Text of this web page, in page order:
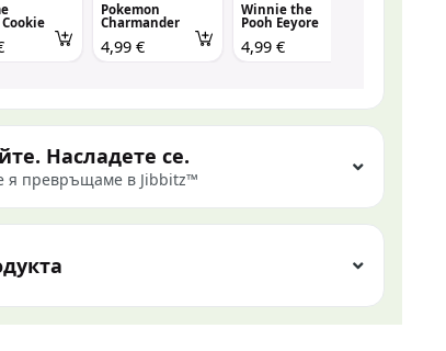
Pokemon
Charmander
4,99 €
Winnie the
Pooh Eeyore
4,99 €
Насладете се.
я превръщаме в Jibbitz™